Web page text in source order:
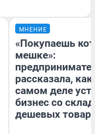
МНЕНИЕ
«Покупаешь
мешке»:
рассказала, как
самом деле
бизнес со
дешевых